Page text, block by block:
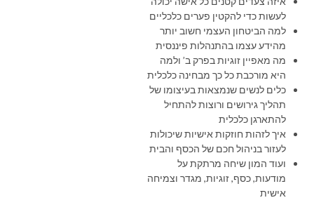
לעשות כדי להקטין פערים כלכליים
למה הביטחון העצמי חשוב יותר
מהידע עצמו בהתנהלות פיננסית
מה מאפיין זוגיות בפרק ב’ ולמה
היא מורכבת כל כך מבחינה כלכלית
כלים לנשים שנמצאות בעיצומו של
תהליך גירושים ורוצות להתחיל
להתארגן כלכלית
איך לזהות חוזקות אישיות שיכולות
לעזור בניהול חכם של הכסף והבית
ועוד המון שיחה מרתקת על
מודעות, כסף, זוגיות, מגדר וצמיחה
אישית